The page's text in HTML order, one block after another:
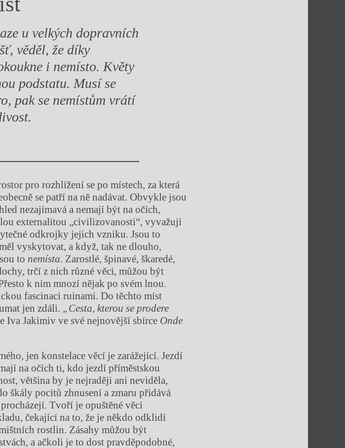
u velkých dopravních
věděl, že díky
i nemísto. Květy
podstatu. Musí se
pak se nemístům vrátí
pro rozhlížení se po místech, za která
se patří na ně nadávat. Obvykle jsou
nezajímavá a nemají být na očích,
externalitou „civilizovanosti“, vyvažují
odkrojky jejich vzniku. Jsou to
vyskytovat, a když, tak ne dlouho,
to nemísta. Zarostlé, špinavé, škaredé,
trčí z nich různé věci, můžou být
k nim mnozí nějak po svém lnou.
fascinaci ruinami. Do těchto míst
jen zdáli. „Cesta, kterou se prodere
Iva Jakimiv ve své nejnovější sbírce Onde
jen konstelace věcí je zarážející. Jezdí
na očích ti, kdo jezdí příměstskou
většina by je nejraději ani neviděla,
škály pocitů zhnusení a zmaru přidává
Tvoří je opuštěné věci
čekající na to, že je někdo odklidí
rostlin. Zásahy můžou být
a ačkoli je to dost pravděpodobné,